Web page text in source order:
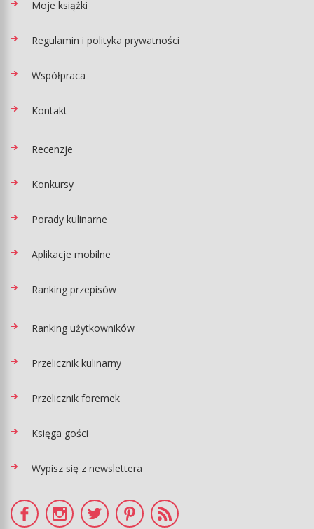
Moje książki
Regulamin i polityka prywatności
Współpraca
Kontakt
Recenzje
Konkursy
Porady kulinarne
Aplikacje mobilne
Ranking przepisów
Ranking użytkowników
Przelicznik kulinarny
Przelicznik foremek
Księga gości
Wypisz się z newslettera